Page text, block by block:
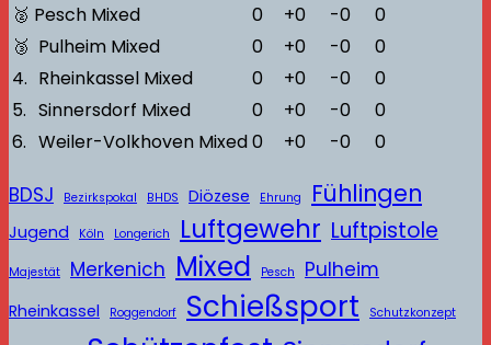
🥈 Pesch Mixed 0 +0 -0
0
🥉 Pulheim Mixed 0 +0 -0
0
4. Rheinkassel Mixed 0 +0 -0
0
5. Sinnersdorf Mixed 0 +0 -0
0
6. Weiler-Volkhoven Mixed0 +0 -0 0
BDSJ Bezirkspokal BHDS Diözese Ehrung Fühlingen
Jugend Köln Longerich Luftgewehr Luftpistole
Majestät Merkenich Mixed Pesch Pulheim
Rheinkassel Roggendorf Schießsport Schutzkonzept